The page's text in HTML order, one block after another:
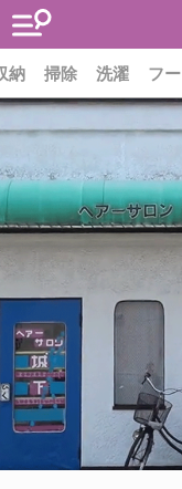
納 掃除 洗濯 フ